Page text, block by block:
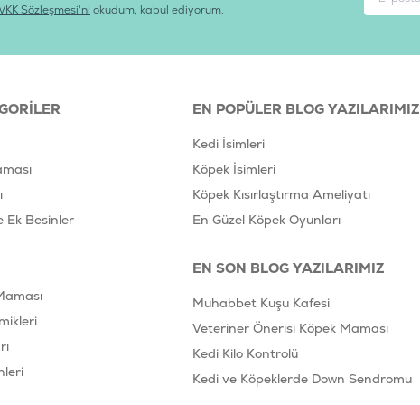
Sözleşmesi'ni okudum, kabul ediyorum.
Ek Besinler
EN POPÜLER BLOG YAZILARIMIZ
Kedi İsimleri
Köpek İsimleri
Köpek Kısırlaştırma Ameliyatı
En Güzel Köpek Oyunları
EN SON BLOG YAZILARIMIZ
Muhabbet Kuşu Kafesi
Veteriner Önerisi Köpek Maması
Kedi Kilo Kontrolü
Kedi ve Köpeklerde Down Sendromu